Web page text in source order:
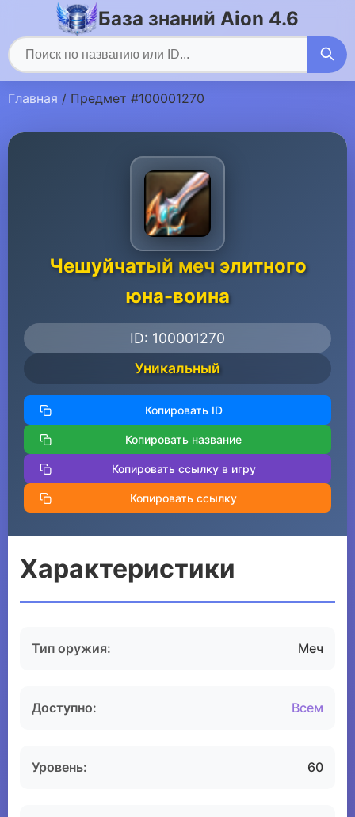
База знаний Aion 4.6
Главная / Предмет #100001270
Чешуйчатый меч элитного
юна-воина
ID: 100001270
Уникальный
Копировать ID
Копировать название
Копировать ссылку в игру
Копировать ссылку
Характеристики
Тип оружия: Меч
Доступно: Всем
Уровень: 60